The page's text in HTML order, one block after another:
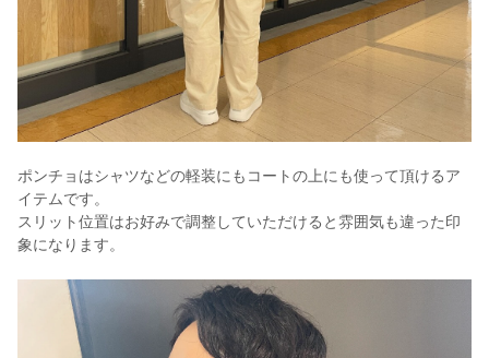
ポンチョはシャツなどの軽装にもコートの上にも使って頂けるア
イテムです。
スリット位置はお好みで調整していただけると雰囲気も違った印
象になります。